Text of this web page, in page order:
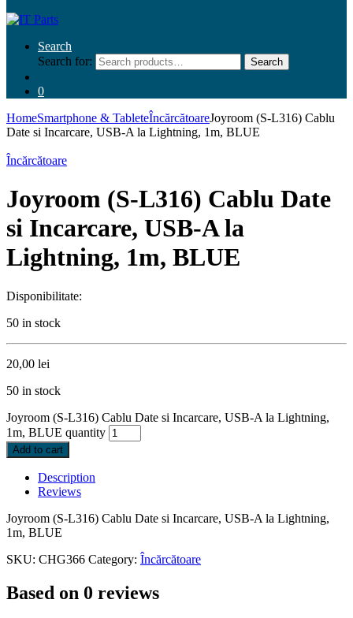
Search
Search for:
Search
0
HomeSmartphone & TableteÎncărcătoareJoyroom (S-L316) Cablu
Date si Incarcare, USB-A la Lightning, 1m, BLUE
Încărcătoare
Joyroom (S-L316) Cablu Date
si Incarcare, USB-A la
Lightning, 1m, BLUE
Disponibilitate:
50 in stock
20,00 lei
50 in stock
Joyroom (S-L316) Cablu Date si Incarcare, USB-A la Lightning,
1m, BLUE quantity
Add to cart
Description
Reviews
Joyroom (S-L316) Cablu Date si Incarcare, USB-A la Lightning,
1m, BLUE
SKU: CHG366 Category: Încărcătoare
Based on 0 reviews